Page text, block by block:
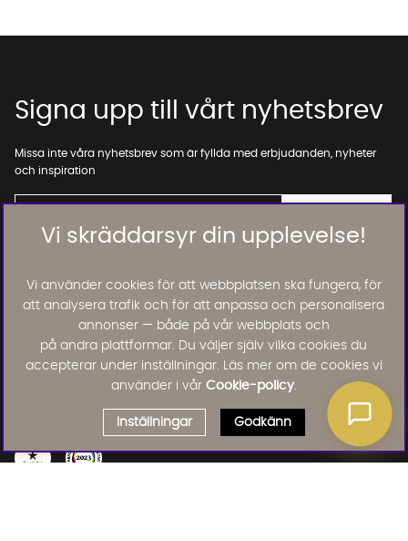
Vi skräddarsyr din upplevelse!
Vi använder cookies för att webbplatsen ska fungera, för
att analysera trafik och för att anpassa och personalisera
annonser — både på vår webbplats och
på andra plattformar. Du väljer själv vilka cookies du
accepterar under inställningar. Läs mer om de cookies vi
använder i vår Cookie-policy.
Inställningar Godkänn
Signa upp till vårt nyhetsbrev
Missa inte våra nyhetsbrev som är fyllda med erbjudanden, nyheter
och inspiration